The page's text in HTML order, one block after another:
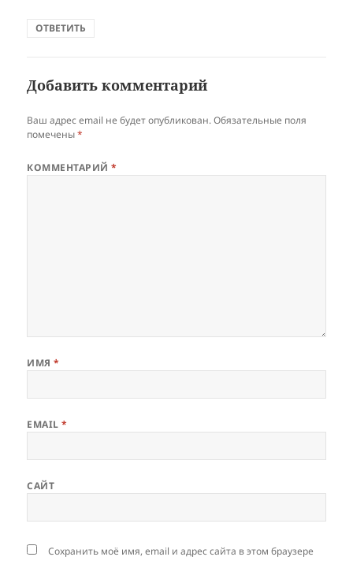
ОТВЕТИТЬ
Добавить комментарий
Ваш адрес email не будет опубликован. Обязательные поля
помечены*
КОММЕНТАРИЙ*
ИМЯ*
EMAIL*
САЙТ
Сохранить моё имя, email и адрес сайта в этом браузере